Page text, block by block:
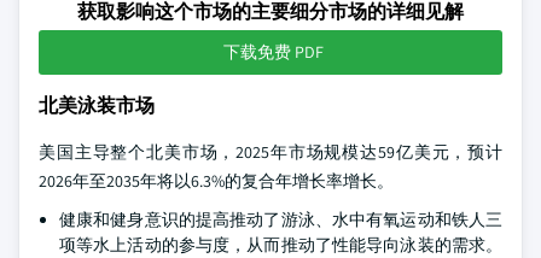
获取影响这个市场的主要细分市场的详细见解
下载免费 PDF
北美泳装市场
美国主导整个北美市场，2025年市场规模达59亿美元，预计
2026年至2035年将以6.3%的复合年增长率增长。
健康和健身意识的提高推动了游泳、水中有氧运动和铁人三
项等水上活动的参与度，从而推动了性能导向泳装的需求。